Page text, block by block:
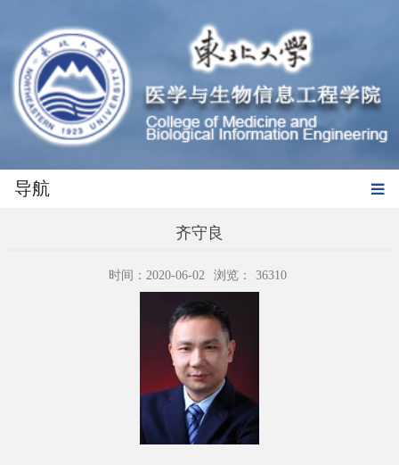
导航
齐守良
时间：2020-06-02 浏览： 36310